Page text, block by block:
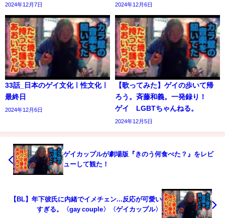
2024年12月7日 2024年12月6日
33話_日本のゲイ文化ㅣ性文化ㅣ
最終日
2024年12月6日
【歌ってみた】ゲイの歩いて帰
ろう。斉藤和義。一発録り！
ゲイ LGBTちゃんねる。
2024年12月5日
ゲイカップルが劇場版『きのう何食べた？』をレビ
ューして観た！
【BL】年下彼氏に内緒でイメチェン...反応が可愛い
すぎる。〈gay couple〉〈ゲイカップル〉